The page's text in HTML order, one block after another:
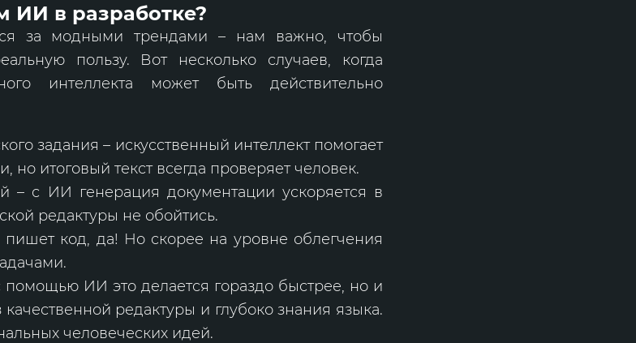
ИИ в разработке?
за модными трендами – нам важно, чтобы
пользу. Вот несколько случаев, когда
интеллекта может быть действительно
задания – искусственный интеллект помогает
но итоговый текст всегда проверяет человек.
– с ИИ генерация документации ускоряется в
редактуры не обойтись.
код, да! Но скорее на уровне облегчения
помощью ИИ это делается гораздо быстрее, но и
редактуры и глубоко знания языка.
человеческих идей.